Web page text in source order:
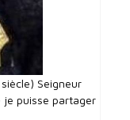
Seigneur
je puisse partager